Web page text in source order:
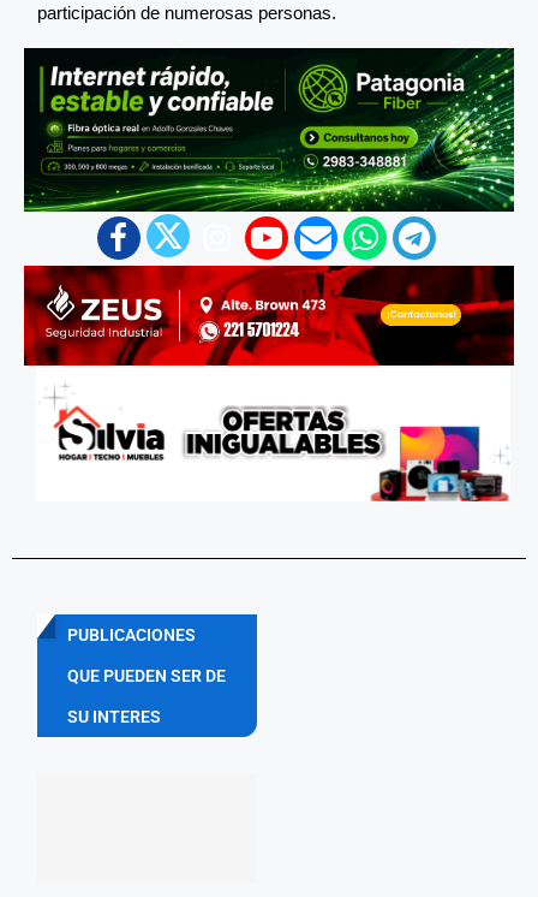
participación de numerosas personas.
PUBLICACIONES
QUE PUEDEN SER DE
SU INTERES